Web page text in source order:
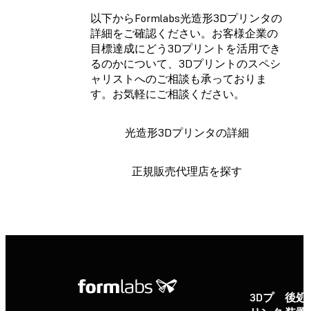
以下からFormlabs光造形3Dプリンタの
詳細をご確認ください。お客様企業の
目標達成にどう3Dプリントを活用でき
るのかについて、3Dプリントのスペシ
ャリストへのご相談も承っておりま
す。お気軽にご相談ください。
光造形3Dプリンタの詳細
正規販売代理店を探す
3Dプ
後